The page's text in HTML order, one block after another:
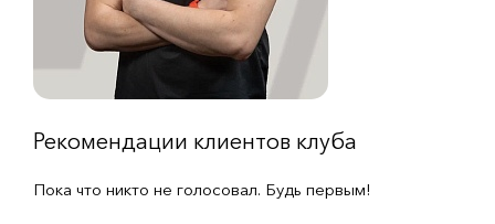
Рекомендации клиентов клуба
Пока что никто не голосовал. Будь первым!